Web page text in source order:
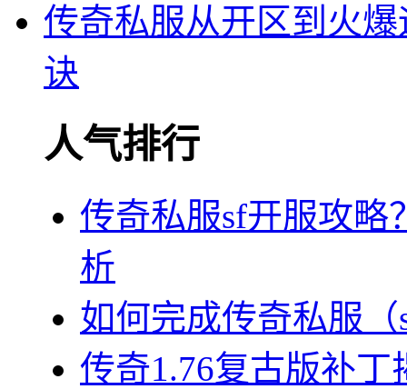
传奇私服从开区到火
诀
人气排行
传奇私服sf开服攻略
析
如何完成传奇私服
传奇1.76复古版补